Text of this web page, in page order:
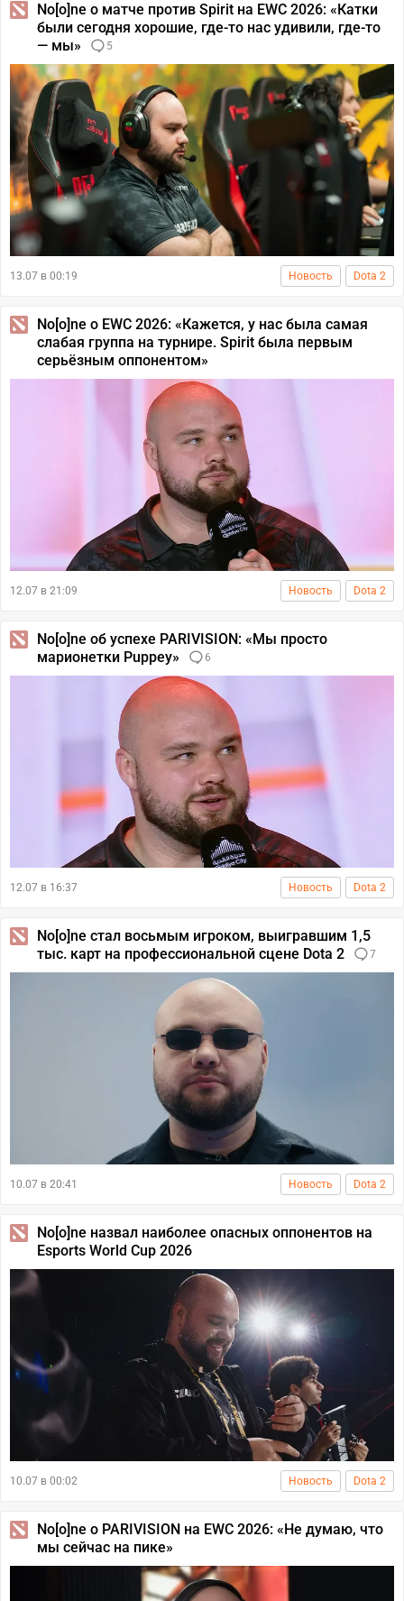
No[o]ne о матче против Spirit на EWC 2026: «Катки
были сегодня хорошие, где-то нас удивили, где-то
— мы»
5
13.07 в 00:19 Новость Dota 2
No[o]ne о EWC 2026: «Кажется, у нас была самая
слабая группа на турнире. Spirit была первым
серьёзным оппонентом»
12.07 в 21:09 Новость Dota 2
No[o]ne об успехе PARIVISION: «Мы просто
марионетки Puppey»
6
12.07 в 16:37 Новость Dota 2
No[o]ne стал восьмым игроком, выигравшим 1,5
тыс. карт на профессиональной сцене Dota 2
7
10.07 в 20:41 Новость Dota 2
No[o]ne назвал наиболее опасных оппонентов на
Esports World Cup 2026
10.07 в 00:02 Новость Dota 2
No[o]ne о PARIVISION на EWC 2026: «Не думаю, что
мы сейчас на пике»